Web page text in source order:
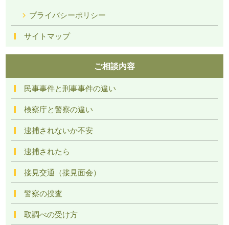
プライバシーポリシー
サイトマップ
ご相談内容
民事事件と刑事事件の違い
検察庁と警察の違い
逮捕されないか不安
逮捕されたら
接見交通（接見面会）
警察の捜査
取調べの受け方